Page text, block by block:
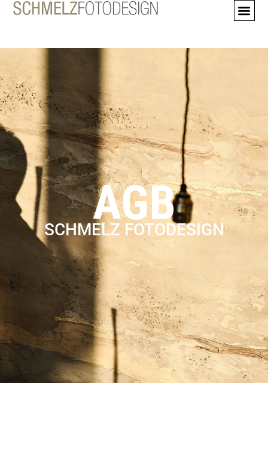
AGB
AGB
SCHMELZ FOTODESIGN